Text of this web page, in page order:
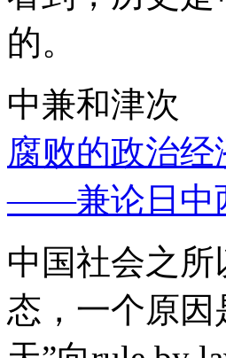
的。
中兼和津次
腐败的政治经
——兼论日中
中国社会之
态，一个原因